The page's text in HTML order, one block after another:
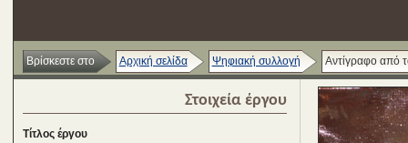
Βρίσκεστε στο Αρχική σελίδα Ψηφιακή συλλογή Αντίγραφο από
Στοιχεία έργου
Τίτλος έργου